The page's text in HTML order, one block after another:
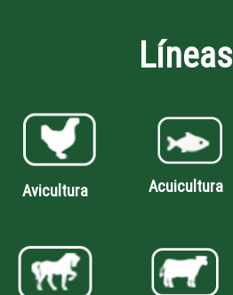
Líneas
Avicultura Acuicultura